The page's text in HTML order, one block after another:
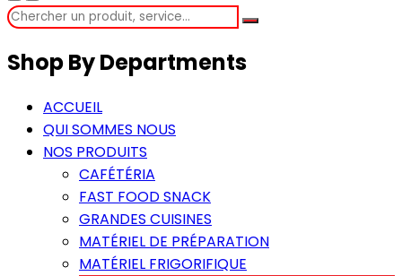
Shop By Departments
ACCUEIL
QUI SOMMES NOUS
NOS PRODUITS
CAFÉTÉRIA
FAST FOOD SNACK
GRANDES CUISINES
MATÉRIEL DE PRÉPARATION
MATÉRIEL FRIGORIFIQUE